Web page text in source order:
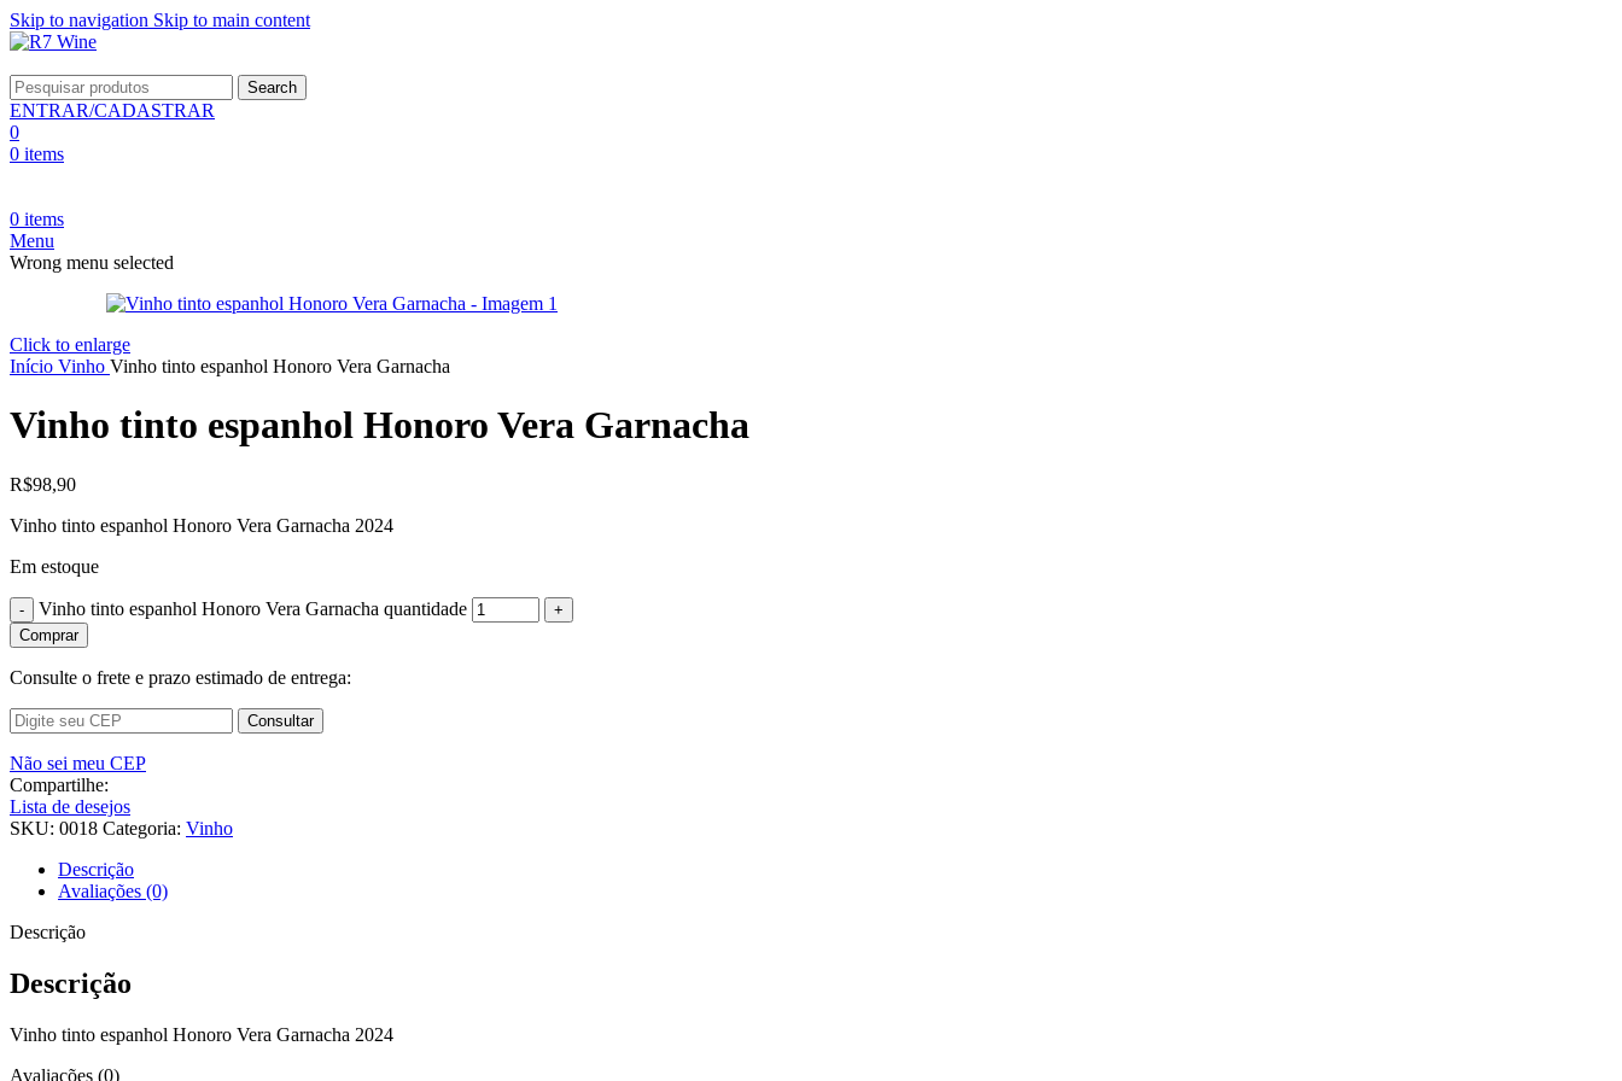
Skip to navigation Skip to main content
Search
ENTRAR/CADASTRAR
0
0 items
0 items
Menu
Wrong menu selected
Click to enlarge
Início Vinho Vinho tinto espanhol Honoro Vera Garnacha
Vinho tinto espanhol Honoro Vera Garnacha
R$98,90
Vinho tinto espanhol Honoro Vera Garnacha 2024
Em estoque
Vinho tinto espanhol Honoro Vera Garnacha quantidade
Comprar
Consulte o frete e prazo estimado de entrega:
Consultar
Não sei meu CEP
Compartilhe:
Lista de desejos
SKU: 0018 Categoria: Vinho
Descrição
Avaliações (0)
Descrição
Descrição
Vinho tinto espanhol Honoro Vera Garnacha 2024
Avaliações (0)